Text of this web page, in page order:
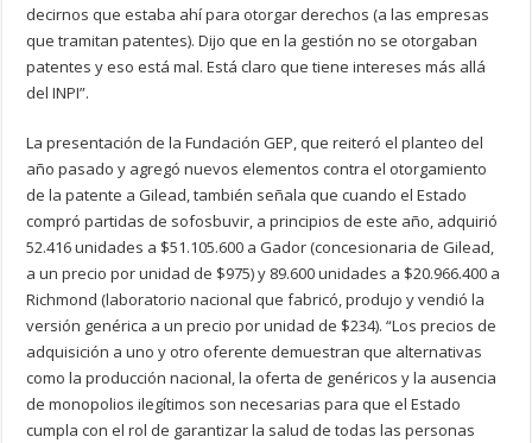
decirnos que estaba ahí para otorgar derechos (a las empresas
que tramitan patentes). Dijo que en la gestión no se otorgaban
patentes y eso está mal. Está claro que tiene intereses más allá
del INPI”.
La presentación de la Fundación GEP, que reiteró el planteo del
año pasado y agregó nuevos elementos contra el otorgamiento
de la patente a Gilead, también señala que cuando el Estado
compró partidas de sofosbuvir, a principios de este año, adquirió
52.416 unidades a $51.105.600 a Gador (concesionaria de Gilead,
a un precio por unidad de $975) y 89.600 unidades a $20.966.400 a
Richmond (laboratorio nacional que fabricó, produjo y vendió la
versión genérica a un precio por unidad de $234).“Los precios de
adquisición a uno y otro oferente demuestran que alternativas
como la producción nacional, la oferta de genéricos y la ausencia
de monopolios ilegítimos son necesarias para que el Estado
cumpla con el rol de garantizar la salud de todas las personas